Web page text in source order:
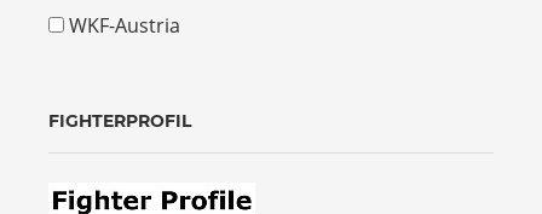
WKF-Austria
FIGHTERPROFIL